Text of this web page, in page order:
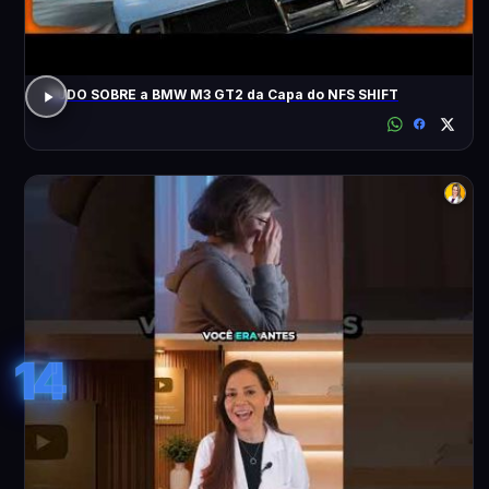
TUDO SOBRE a BMW M3 GT2 da Capa do NFS SHIFT
14